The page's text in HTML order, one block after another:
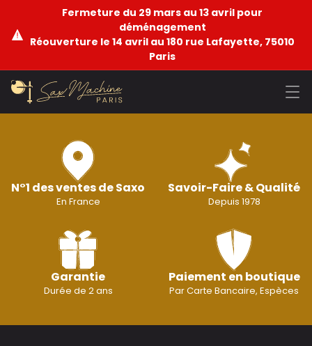
Fermeture du 29 mars au 13 avril pour
déménagement
Réouverture le 14 avril au 180 rue Lafayette, 75010
Paris
N°1 des ventes de Saxo
En France
Savoir-Faire & Qualité
Depuis 1978
Garantie
Durée de 2 ans
Paiement en boutique
Par Carte Bancaire, Espèces